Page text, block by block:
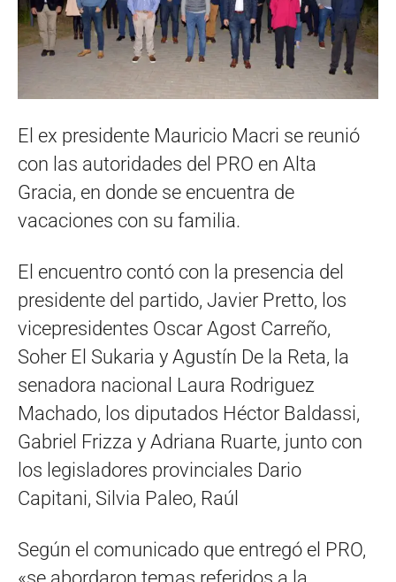
El ex presidente Mauricio Macri se reunió
con las autoridades del PRO en Alta
Gracia, en donde se encuentra de
vacaciones con su familia.
El encuentro contó con la presencia del
presidente del partido, Javier Pretto, los
vicepresidentes Oscar Agost Carreño,
Soher El Sukaria y Agustín De la Reta, la
senadora nacional Laura Rodriguez
Machado, los diputados Héctor Baldassi,
Gabriel Frizza y Adriana Ruarte, junto con
los legisladores provinciales Dario
Capitani, Silvia Paleo, Raúl
Según el comunicado que entregó el PRO,